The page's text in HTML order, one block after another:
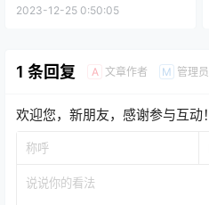
2023-12-25 0:50:05
1 条回复 A 文章作者 M 管理员
欢迎您，新朋友，感谢参与互动！